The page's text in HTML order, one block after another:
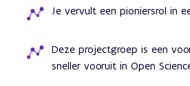
Je vervult een pioniersrol in
Deze projectgroep is een
sneller vooruit in Open